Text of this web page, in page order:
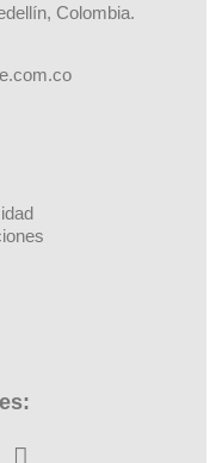
Colombia.